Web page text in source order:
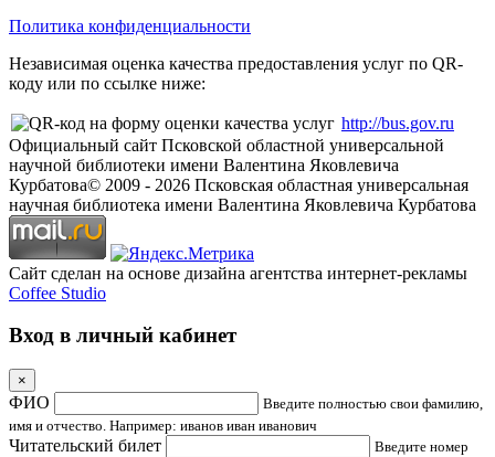
Политика конфиденциальности
Независимая оценка качества предоставления услуг по QR-
коду или по ссылке ниже:
http://bus.gov.ru
Официальный сайт Псковской областной универсальной
научной библиотеки имени Валентина Яковлевича
Курбатова© 2009 - 2026 Псковская областная универсальная
научная библиотека имени Валентина Яковлевича Курбатова
Сайт сделан на основе дизайна агентства интернет-рекламы
Coffee Studio
Вход в личный кабинет
×
ФИО
Введите полностью свои фамилию,
имя и отчество. Например: иванов иван иванович
Читательский билет
Введите номер